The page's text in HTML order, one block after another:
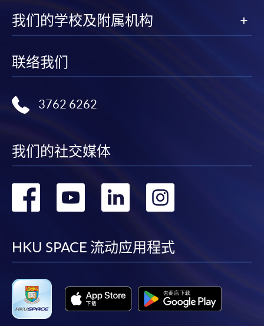
我们的学校及附属机构
联络我们
3762 6262
我们的社交媒体
转
facebook
转
youtube
转
linkedin
转
HKU SPACE 流动应用程式